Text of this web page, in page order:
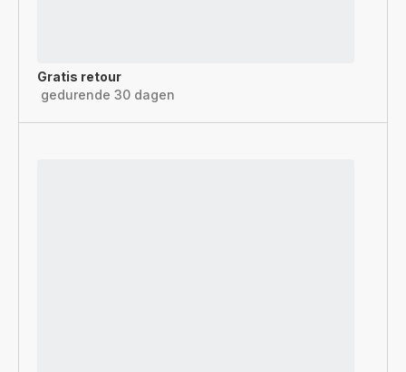
Gratis retour
gedurende 30 dagen